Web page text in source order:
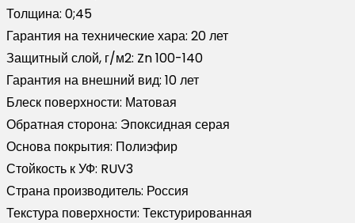
Толщина: 0;45
Гарантия на технические хара: 20 лет
Защитный слой, г/м2: Zn 100-140
Гарантия на внешний вид: 10 лет
Блеск поверхности: Матовая
Обратная сторона: Эпоксидная серая
Основа покрытия: Полиэфир
Стойкость к УФ: RUV3
Страна производитель: Россия
Текстура поверхности: Текстурированная